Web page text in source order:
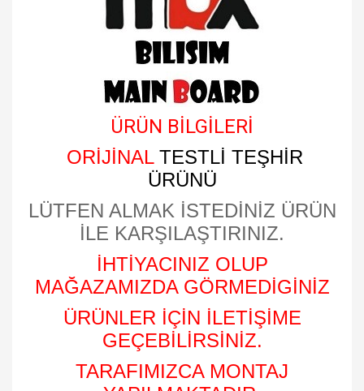
ÜRÜN BİLGİLERİ
ORİJİNAL TESTLİ TEŞHİR
ÜRÜNÜ
LÜTFEN ALMAK İSTEDİNİZ ÜRÜN
İLE KARŞILAŞTIRINIZ.
İHTİYACINIZ OLUP
MAĞAZAMIZDA GÖRMEDİGİNİZ
ÜRÜNLER İÇİN İLETİŞİME
GEÇEBİLİRSİNİZ.
TARAFIMIZCA MONTAJ